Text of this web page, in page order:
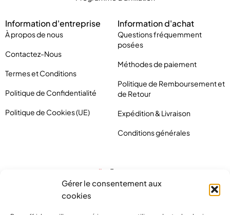
Gérer le consentement aux
cookies
Information d'entreprise
À propos de nous
Contactez-Nous
Termes et Conditions
Politique de Confidentialité
Politique de Cookies (UE)
Information d'achat
Questions fréquemment
posées
Méthodes de paiement
Politique de Remboursement et
de Retour
Expédition & Livraison
Conditions générales